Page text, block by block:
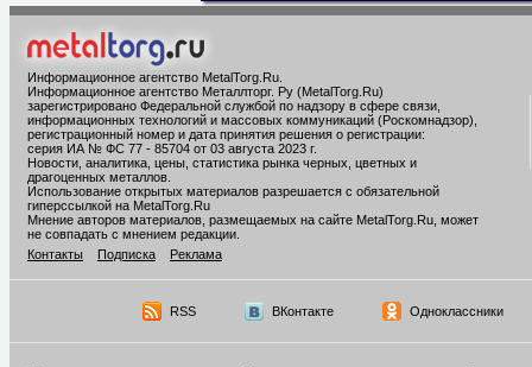
Информационное агентство MetalTorg.Ru
Информационное агентство Металлторг. Ру (MetalTorg.Ru)
зарегистрировано Федеральной службой по надзору в сфере связи,
информационных технологий и массовых коммуникаций (Роскомнадзор),
регистрационный номер и дата принятия решения о регистрации:
серия ИА № ФС 77 - 85704 от 03 августа 2023 г.
Новости, аналитика, цены, статистика рынка черных, цветных и
драгоценных металлов.
Использование открытых материалов разрешается с обязательной
гиперссылкой на MetalTorg.Ru
Мнение авторов материалов, размещаемых на сайте MetalTorg.Ru, может
не совпадать с мнением редакции.
Контакты
Подписка Реклама
RSS ВКонтакте Одноклассники